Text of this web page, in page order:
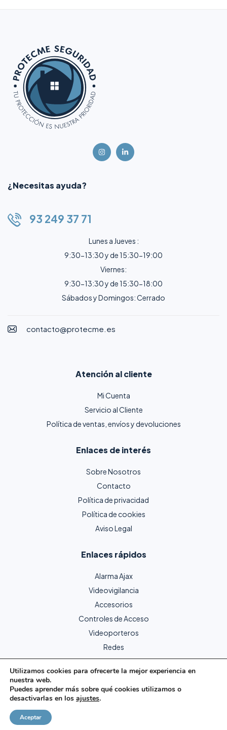
¿Necesitas ayuda?
93 249 37 71
Lunes a Jueves :
9:30-13:30 y de 15:30-19:00
Viernes:
9:30-13:30 y de 15:30-18:00
Sábados y Domingos: Cerrado
contacto@protecme.es
Atención al cliente
Mi Cuenta
Servicio al Cliente
Política de ventas, envíos y devoluciones
Enlaces de interés
Sobre Nosotros
Contacto
Política de privacidad
Política de cookies
Aviso Legal
Enlaces rápidos
Alarma Ajax
Videovigilancia
Accesorios
Controles de Acceso
Videoporteros
Redes
Copyright © 2024 Protecme Seguridad. Todos los derechos
reservados.
Utilizamos cookies para ofrecerte la mejor experiencia en
nuestra web.
Puedes aprender más sobre qué cookies utilizamos o
desactivarlas en los ajustes.
Aceptar